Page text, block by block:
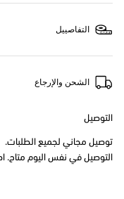
التفاصييل
الشحن والإرجاع
التوصيل
توصيل مجاني لجميع الطلبات.
التوصيل في نفس اليوم متاح.